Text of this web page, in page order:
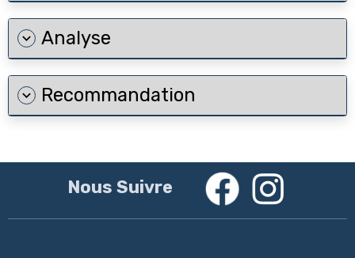
Analyse
Recommandation
Nous Suivre